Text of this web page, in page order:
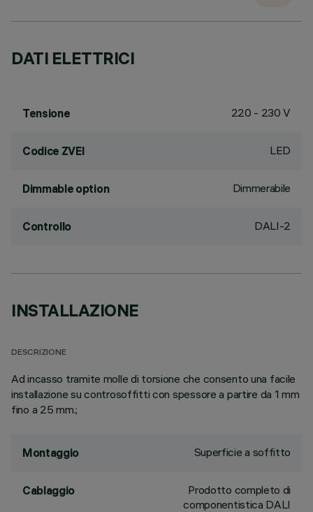
DATI ELETTRICI
Tensione 220 - 230 V
Codice ZVEI LED
Dimmable option Dimmerabile
Controllo DALI-2
INSTALLAZIONE
DESCRIZIONE
Ad incasso tramite molle di torsione che consento una facile
installazione su controsoffitti con spessore a partire da 1 mm
fino a 25 mm.;
Montaggio Superficie a soffitto
Cablaggio
Prodotto completo di
componentistica DALI